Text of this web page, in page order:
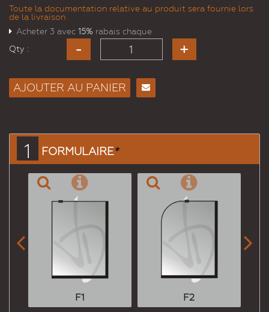
Toute la documentation relative au produit sera fournie lors
de la livraison
Acheter 3 avec 15% rabais chaque
Qty :
AJOUTER AU PANIER
1 FORMULAIRE*
F1 F2
 